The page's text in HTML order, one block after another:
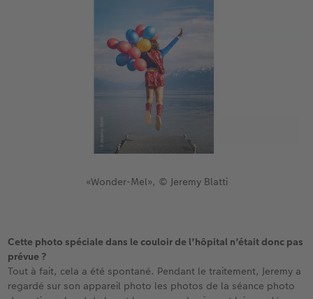
«Wonder-Mel», © Jeremy Blatti
Cette photo spéciale dans le couloir de l’hôpital n’était donc pas
prévue ?
Tout à fait, cela a été spontané. Pendant le traitement, Jeremy a
regardé sur son appareil photo les photos de la séance photo